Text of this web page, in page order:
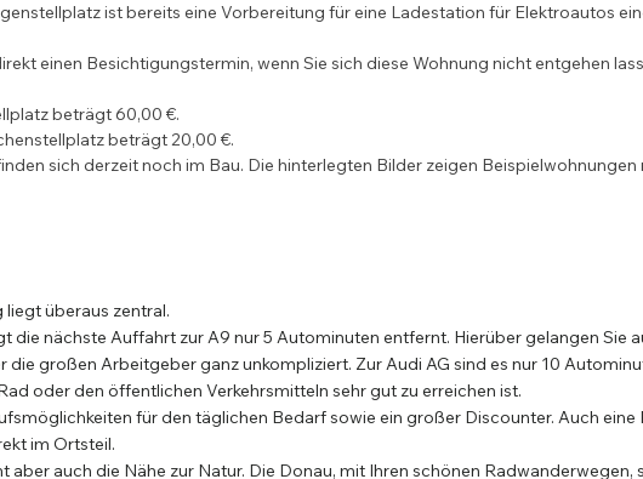
ist bereits eine Vorbereitung für eine Ladestation für Elektroautos
einen Besichtigungstermin, wenn Sie sich diese Wohnung nicht entgehen
beträgt 60,00 €.
beträgt 20,00 €.
sich derzeit noch im Bau. Die hinterlegten Bilder zeigen
überaus zentral.
die nächste Auffahrt zur A9 nur 5 Autominuten entfernt. Hierüber gelangen Sie
die großen Arbeitgeber ganz unkompliziert. Zur Audi AG sind es nur 10
oder den öffentlichen Verkehrsmitteln sehr gut zu erreichen ist.
für den täglichen Bedarf sowie ein großer Discounter. Auch eine
im Ortsteil.
aber auch die Nähe zur Natur. Die Donau, mit Ihren schönen Radwanderwegen,